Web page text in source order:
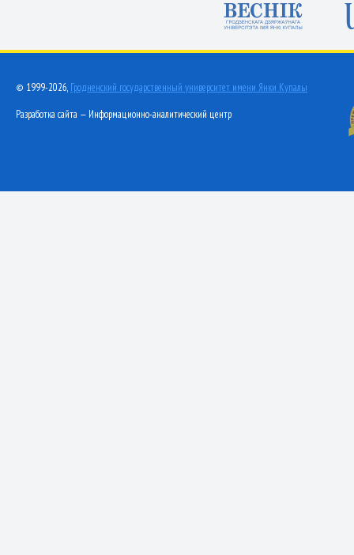
© 1999-2026, Гродненский государственный университет имени Янки Купалы
Разработка сайта — Информационно-аналитический центр